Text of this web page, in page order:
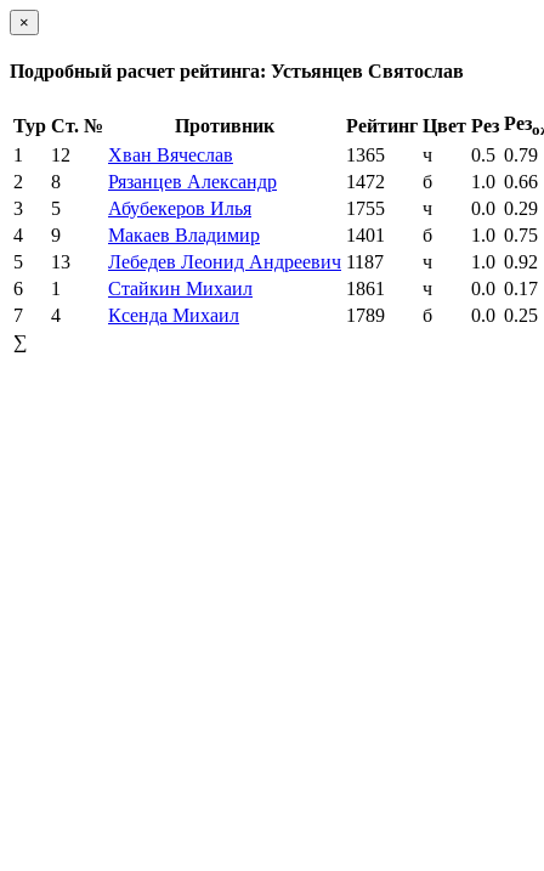
×
Подробный расчет рейтинга: Устьянцев Святослав
Тур Ст. № Противник Рейтинг Цвет Рез Рез
1 12 Хван Вячеслав 1365 ч 0.5 0.79
2
8 Рязанцев Александр 1472 б 1.0 0.66
3
5 Абубекеров Илья 1755 ч 0.0 0.29
4
9 Макаев Владимир 1401 б 1.0 0.75
5
13 Лебедев Леонид Андреевич 1187 ч 1.0 0.92
6
1 Стайкин Михаил 1861 ч 0.0 0.17
7
4 Ксенда Михаил 1789 б 0.0 0.25
∑